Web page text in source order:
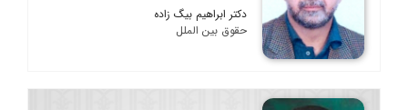
دکتر ابراهیم بیگ زاده
حقوق بین الملل